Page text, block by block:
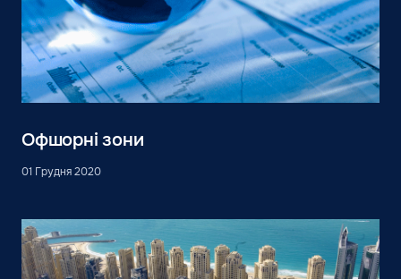
Офшорні зони
01 Грудня 2020